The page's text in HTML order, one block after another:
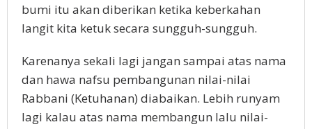
bumi itu akan diberikan ketika keberkahan
langit kita ketuk secara sungguh-sungguh.
Karenanya sekali lagi jangan sampai atas nama
dan hawa nafsu pembangunan nilai-nilai
Rabbani (Ketuhanan) diabaikan. Lebih runyam
lagi kalau atas nama membangun lalu nilai-